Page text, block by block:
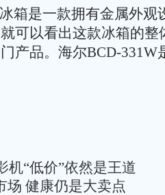
是一款拥有金属外观
可以看出这款冰箱的整
产品。海尔BCD-331W
机“低价”依然是王道
场 健康仍是大卖点